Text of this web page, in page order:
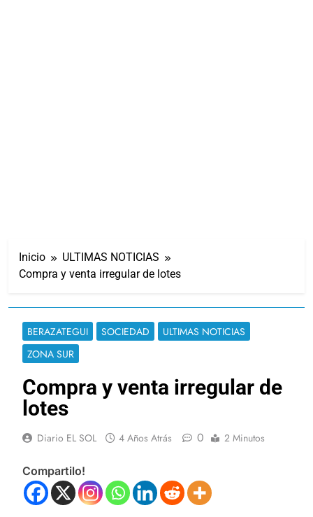
Inicio
ULTIMAS NOTICIAS
Compra y venta irregular de lotes
BERAZATEGUI SOCIEDAD
ULTIMAS NOTICIAS
ZONA SUR
Compra y venta irregular de
lotes
Diario EL SOL 4 Años Atrás 0 2 Minutos
Compartilo!